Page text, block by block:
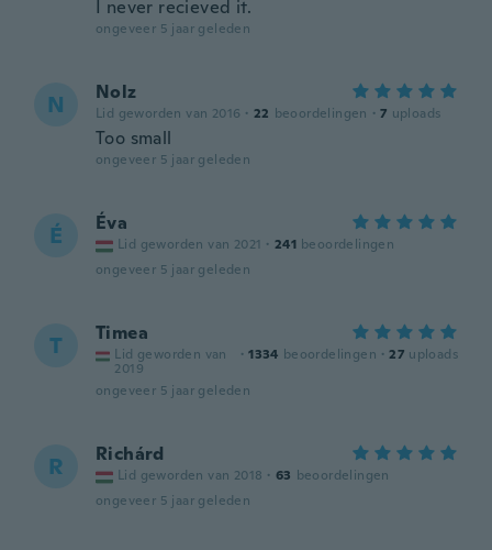
I never recieved it.
ongeveer 5 jaar geleden
N Nolz
Lid geworden van 2016 · 22 beoordelingen · 7 uploads
Too small
ongeveer 5 jaar geleden
É Éva
Lid geworden van 2021 · 241 beoordelingen
ongeveer 5 jaar geleden
T Timea
Lid geworden van
2019
· 1334 beoordelingen · 27 uploads
ongeveer 5 jaar geleden
R Richárd
Lid geworden van 2018 · 63 beoordelingen
ongeveer 5 jaar geleden